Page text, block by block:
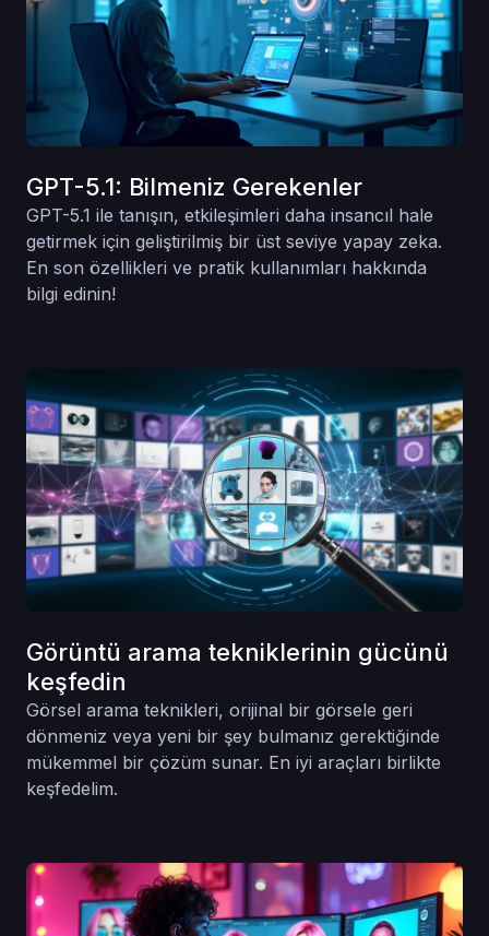
GPT-5.1: Bilmeniz Gerekenler
GPT-5.1 ile tanışın, etkileşimleri daha insancıl hale
getirmek için geliştirilmiş bir üst seviye yapay zeka.
En son özellikleri ve pratik kullanımları hakkında
bilgi edinin!
Görüntü arama tekniklerinin gücünü
keşfedin
Görsel arama teknikleri, orijinal bir görsele geri
dönmeniz veya yeni bir şey bulmanız gerektiğinde
mükemmel bir çözüm sunar. En iyi araçları birlikte
keşfedelim.